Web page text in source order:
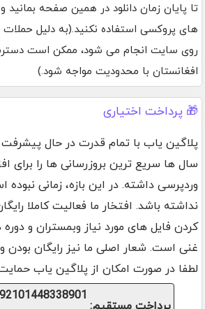
تا پایان زمان دانلود در همین صفحه بمانید و
روی سایت انجام می شود، ممکن است
افغانستان با محدودیت مواجه شود.)
🎁 پرداخت اختیاری
پلاگین یاب با تمام قدرت در حال
سال ها سریع ترین بروزرسانی ها را برای
وردپرسی داشته. در این بازه، زمانی
نداشته باشد. افتخار ما فعالیت کاملا
کردن فایل های مورد نیاز وبمستران و
غنی است. شعار اصلی ما نیز رایگان
لطفا در صورت امکان از پلاگین یاب